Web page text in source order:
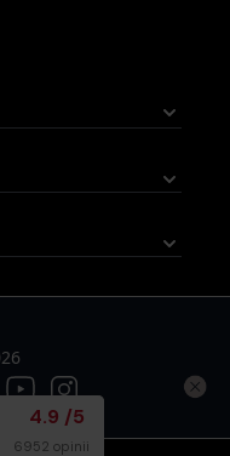
Średnia ocena
4.9 /5
Łącznie opinii:
6952 opinii